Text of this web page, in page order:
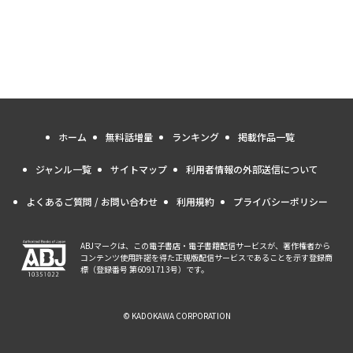
ホーム 無料話増量 ランキング 掲載作品一覧
ジャンル一覧 サイトマップ 利用者情報の外部送信について
よくあるご質問 / お問い合わせ 利用規約 プライバシーポリシー
ABJマークは、この電子書店・電子書籍配信サービスが、著作権者から
コンテンツ使用許諾を得た正規版配信サービスであることを示す登録商
標（登録番号 第6091713号）です。
© KADOKAWA CORPORATION